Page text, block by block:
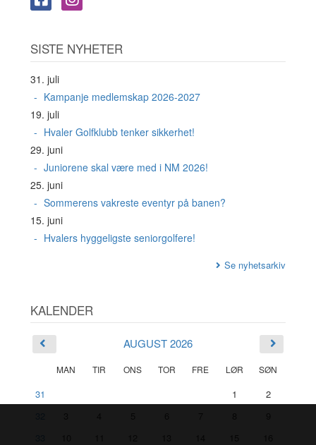
SISTE NYHETER
31. juli
Kampanje medlemskap 2026-2027
19. juli
Hvaler Golfklubb tenker sikkerhet!
29. juni
Juniorene skal være med i NM 2026!
25. juni
Sommerens vakreste eventyr på banen?
15. juni
Hvalers hyggeligste seniorgolfere!
Se nyhetsarkiv
KALENDER
AUGUST 2026
MAN TIR ONS TOR FRE LØR SØN
31 1
2